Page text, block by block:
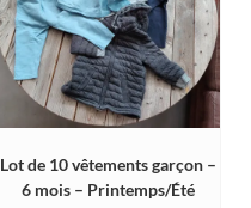
Lot de 10 vêtements garçon –
6 mois – Printemps/Été